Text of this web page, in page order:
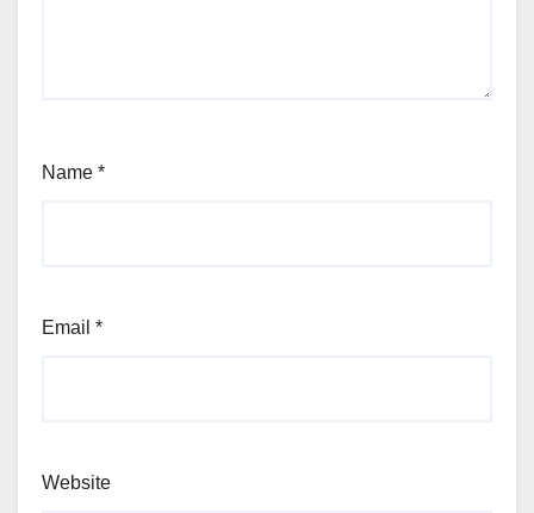
Name *
Email *
Website